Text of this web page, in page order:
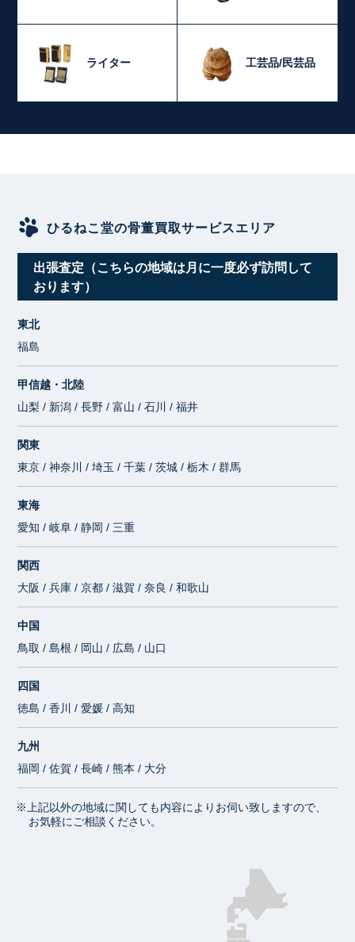
ライター 工芸品/民芸品
ひるねこ堂の骨董買取サービスエリア
出張査定（こちらの地域は月に一度必ず訪問して
おります）
東北
福島
甲信越・北陸
山梨 / 新潟 / 長野 / 富山 / 石川 / 福井
関東
東京 / 神奈川 / 埼玉 / 千葉 / 茨城 / 栃木 / 群馬
東海
愛知 / 岐阜 / 静岡 / 三重
関西
大阪 / 兵庫 / 京都 / 滋賀 / 奈良 / 和歌山
中国
鳥取 / 島根 / 岡山 / 広島 / 山口
四国
徳島 / 香川 / 愛媛 / 高知
九州
福岡 / 佐賀 / 長崎 / 熊本 / 大分
※上記以外の地域に関しても内容によりお伺い致しますので、
お気軽にご相談ください。